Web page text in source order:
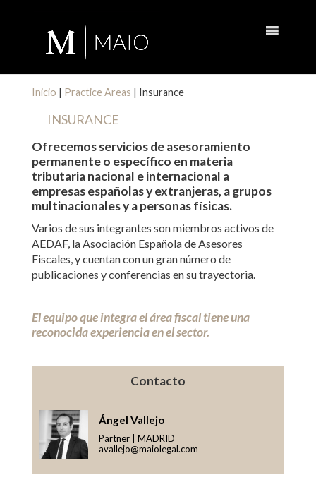
Inicio | Practice Areas | Insurance
INSURANCE
Ofrecemos servicios de asesoramiento
permanente o específico en materia
tributaria nacional e internacional a
empresas españolas y extranjeras, a grupos
multinacionales y a personas físicas.
Varios de sus integrantes son miembros activos de
AEDAF, la Asociación Española de Asesores
Fiscales, y cuentan con un gran número de
publicaciones y conferencias en su trayectoria.
El equipo que integra el área fiscal tiene una
reconocida experiencia en el sector.
Contacto
Ángel Vallejo
Partner | MADRID
avallejo@maiolegal.com